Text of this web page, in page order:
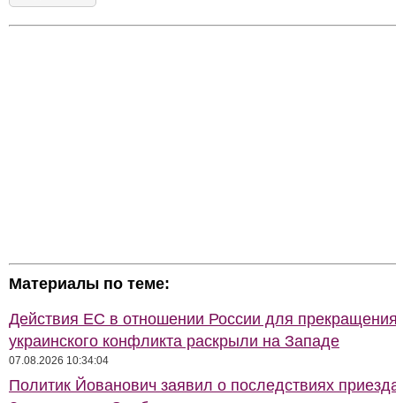
Материалы по теме:
Действия ЕС в отношении России для
украинского конфликта раскрыли на Западе
07.08.2026 10:34:04
Политик Йованович заявил о последствиях